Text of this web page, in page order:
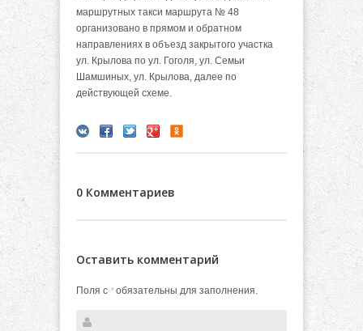
маршрутных такси маршрута № 48
организовано в прямом и обратном
направлениях в объезд закрытого участка
ул. Крылова по ул. Гоголя, ул. Семьи
Шамшиных, ул. Крылова, далее по
действующей схеме.
0 Комментариев
Оставить комментарий
Поля с *обязательны для заполнения.